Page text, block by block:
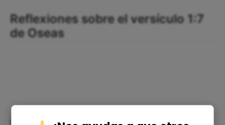
Reflexiones sobre el versículo 1:7
de Oseas
Este versículo es una muestra clara de la